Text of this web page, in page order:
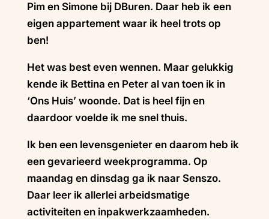
Pim en Simone bij DBuren. Daar heb ik een
eigen appartement waar ik heel trots op
ben!
Het was best even wennen. Maar gelukkig
kende ik Bettina en Peter al van toen ik in
‘Ons Huis’ woonde. Dat is heel fijn en
daardoor voelde ik me snel thuis.
Ik ben een levensgenieter en daarom heb ik
een gevarieerd weekprogramma. Op
maandag en dinsdag ga ik naar Senszo.
Daar leer ik allerlei arbeidsmatige
activiteiten en inpakwerkzaamheden.